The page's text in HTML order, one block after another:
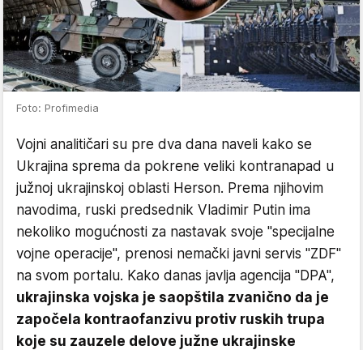
Foto: Profimedia
Vojni analitičari su pre dva dana naveli kako se
Ukrajina sprema da pokrene veliki kontranapad u
južnoj ukrajinskoj oblasti Herson. Prema njihovim
navodima, ruski predsednik Vladimir Putin ima
nekoliko mogućnosti za nastavak svoje "specijalne
vojne operacije", prenosi nemački javni servis "ZDF"
na svom portalu. Kako danas javlja agencija "DPA",
ukrajinska vojska je saopštila zvanično da je
započela kontraofanzivu protiv ruskih trupa
koje su zauzele delove južne ukrajinske